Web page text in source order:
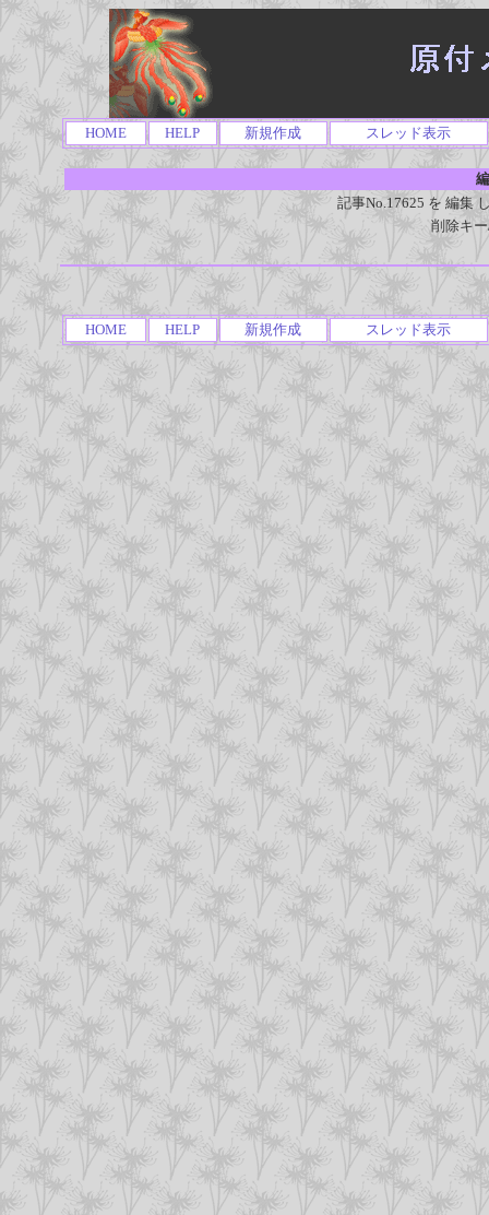
HOME HELP 新規作成 スレッド表示
記事No.17625 を 編集
削除キ
HOME HELP 新規作成 スレッド表示